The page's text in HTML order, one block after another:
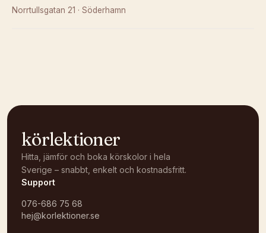
Norrtullsgatan 21 · Söderhamn
körlektioner
Hitta, jämför och boka körskolor i hela
Sverige – snabbt, enkelt och kostnadsfritt.
Support
076-686 75 68
hej@korlektioner.se